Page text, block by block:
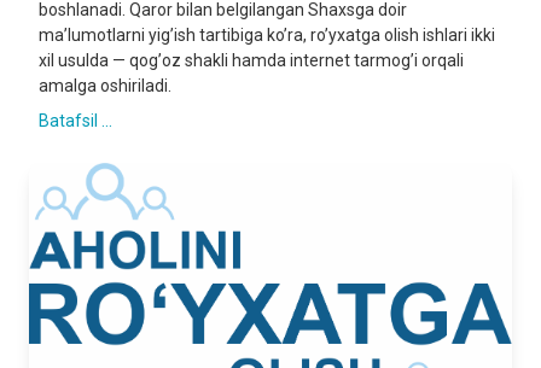
boshlanadi. Qaror bilan belgilangan Shaxsga doir
maʼlumotlarni yigʼish tartibiga koʼra, roʼyxatga olish ishlari ikki
xil usulda — qogʼoz shakli hamda internet tarmogʼi orqali
amalga oshiriladi.
Batafsil ...